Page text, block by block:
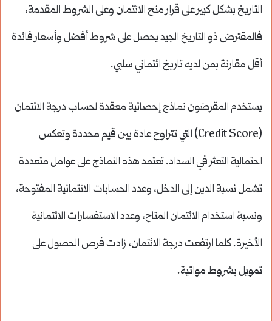
التاريخ بشكل كبير على قرار منح الائتمان وعلى الشروط المقدمة،
فالمقترض ذو التاريخ الجيد يحصل على شروط أفضل وأسعار فائدة
أقل مقارنة بمن لديه تاريخ ائتماني سلبي.
يستخدم المقرضون نماذج إحصائية معقدة لحساب درجة الائتمان
(Credit Score) التي تتراوح عادة بين قيم محددة وتعكس
احتمالية التعثر في السداد. تعتمد هذه النماذج على عوامل متعددة
تشمل نسبة الدين إلى الدخل، وعدد الحسابات الائتمانية المفتوحة،
ونسبة استخدام الائتمان المتاح، وعدد الاستفسارات الائتمانية
الأخيرة. كلما ارتفعت درجة الائتمان، زادت فرص الحصول على
تمويل بشروط مواتية.